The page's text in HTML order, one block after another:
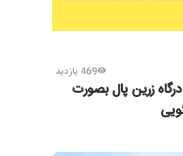
469 بازدید
زرین پال بصورت